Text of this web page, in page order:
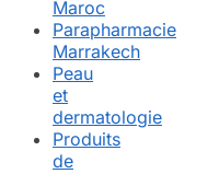
Maroc
Parapharmacie
Marrakech
Peau
et
dermatologie
Produits
de